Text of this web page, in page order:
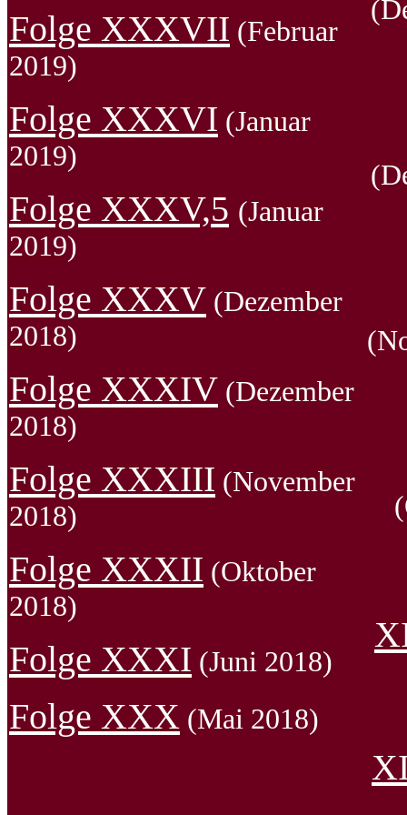
Folge XXXVII (Februar
2019)
Folge XXXVI (Januar
2019)
Folge XXXV,5 (Januar
2019)
Folge XXXV (Dezember
2018)
Folge XXXIV (Dezember
2018)
Folge XXXIII (November
2018)
Folge XXXII (Oktober
2018)
Folge XXXI (Juni 2018)
Folge XXX (Mai 2018)